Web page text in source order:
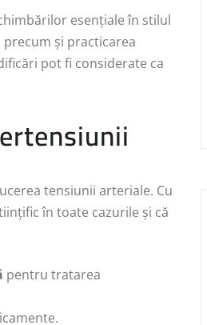
esențiale în stilul
și practicarea
pot fi considerate ca
tensiunii arteriale. Cu
în toate cazurile și că
pentru tratarea